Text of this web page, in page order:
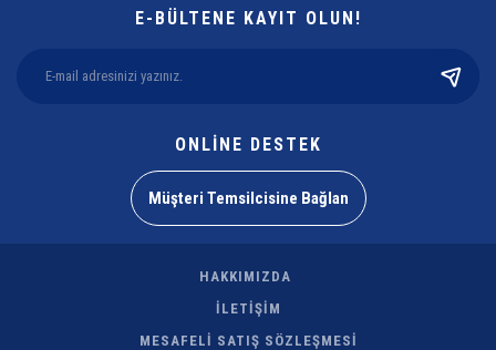
E-BÜLTENE KAYIT OLUN!
ONLİNE DESTEK
Müşteri Temsilcisine Bağlan
HAKKIMIZDA
İLETİŞİM
MESAFELİ SATIŞ SÖZLEŞMESİ